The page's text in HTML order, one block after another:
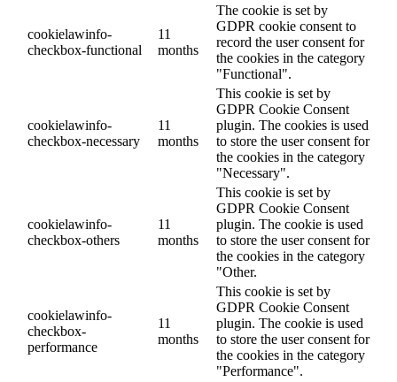
cookielawinfo-
checkbox-functional
11
months
The cookie is set by
GDPR cookie consent to
record the user consent for
the cookies in the category
"Functional".
cookielawinfo-
checkbox-necessary
11
months
This cookie is set by
GDPR Cookie Consent
plugin. The cookies is used
to store the user consent for
the cookies in the category
"Necessary".
cookielawinfo-
checkbox-others
11
months
This cookie is set by
GDPR Cookie Consent
plugin. The cookie is used
to store the user consent for
the cookies in the category
"Other.
cookielawinfo-
checkbox-
performance
11
months
This cookie is set by
GDPR Cookie Consent
plugin. The cookie is used
to store the user consent for
the cookies in the category
"Performance".